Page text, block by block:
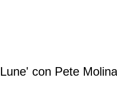
con Pete